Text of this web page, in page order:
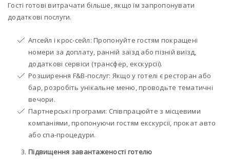
Гості готові витрачати більше, якщо їм запропонувати
додаткові послуги.
Апсейл і крос-сейл: Пропонуйте гостям покращені
номери за доплату, ранній заїзд або пізній виїзд,
додаткові сервіси (трансфер, екскурсії).
Розширення F&B-послуг: Якщо у готелі є ресторан або
бар, розробіть унікальне меню, проводьте тематичні
вечори.
Партнерські програми: Співпрацюйте з місцевими
компаніями, пропонуючи гостям екскурсії, прокат авто
або спа-процедури.
Підвищення завантаженості готелю